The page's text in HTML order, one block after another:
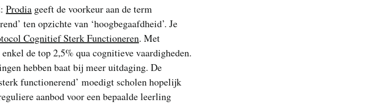
Prodia geeft de voorkeur aan de term
ten opzichte van ‘hoogbegaafdheid’. Je
Cognitief Sterk Functioneren. Met
enkel de top 2,5% qua cognitieve vaardigheden.
hebben baat bij meer uitdaging. De
functionerend’ moedigt scholen hopelijk
aanbod voor een bepaalde leerling